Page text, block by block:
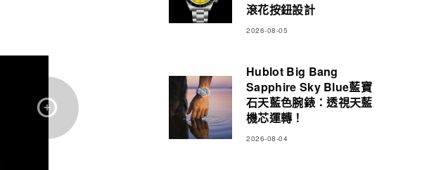
滾花按鈕設計
2026-08-05
Hublot Big Bang
Sapphire Sky Blue藍寶
石天藍色腕錶：透視天藍
機芯運轉！
2026-08-04